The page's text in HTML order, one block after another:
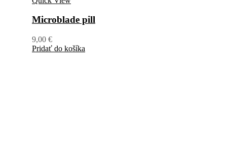
Microblade pill
9,00 €
Pridať do košíka